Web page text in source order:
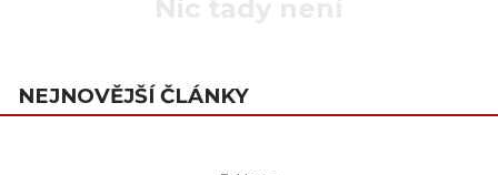
NEJNOVĚJŠÍ ČLÁNKY